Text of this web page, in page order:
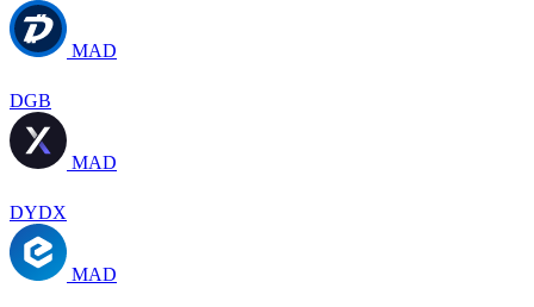
MAD
DGB
MAD
DYDX
MAD